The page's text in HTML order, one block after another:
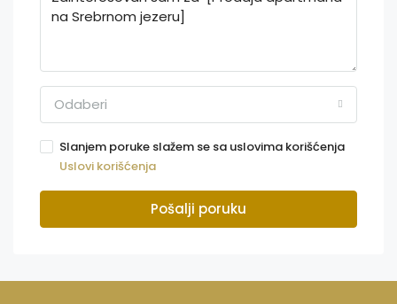
Odaberi
Slanjem poruke slažem se sa uslovima korišćenja
Uslovi korišćenja
Pošalji poruku